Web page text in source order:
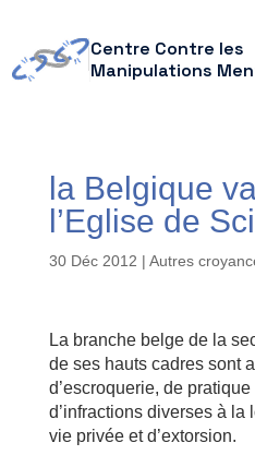
Centre Contre les
Manipulations
la Belgique
l’Eglise de
30 Déc 2012 | Autres
La branche belge de la
de ses hauts cadres sont
d’escroquerie, de
d’infractions diverses à la
vie privée et d’extorsion.